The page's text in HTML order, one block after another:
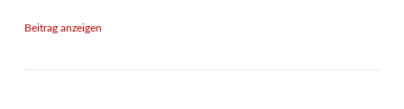
Beitrag anzeigen